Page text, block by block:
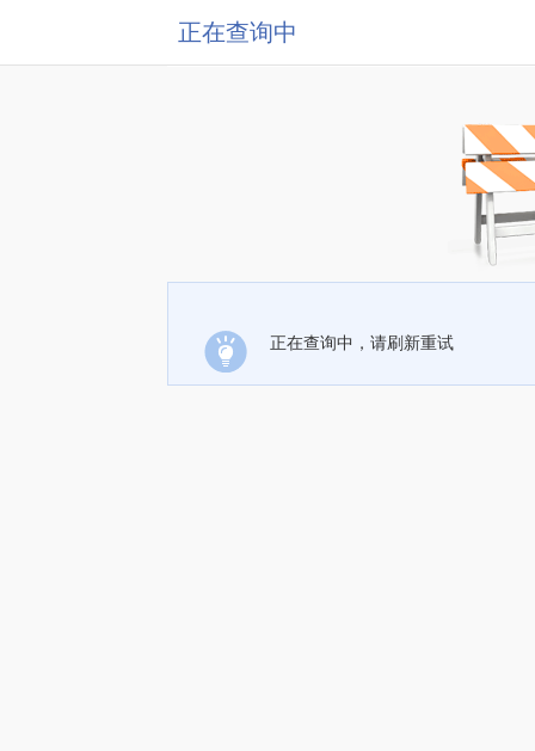
正在查询中
正在查询中，请刷新重试